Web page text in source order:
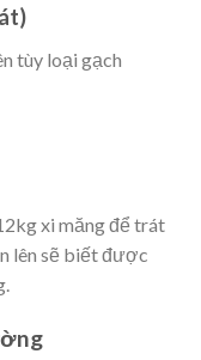
tùy loại gạch
xi măng để trát
lên sẽ biết được